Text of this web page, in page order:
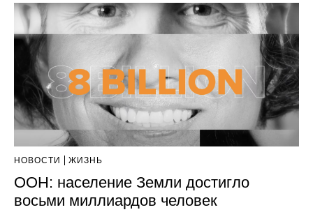
НОВОСТИ ЖИЗНЬ
ООН: население Земли достигло
восьми миллиардов человек